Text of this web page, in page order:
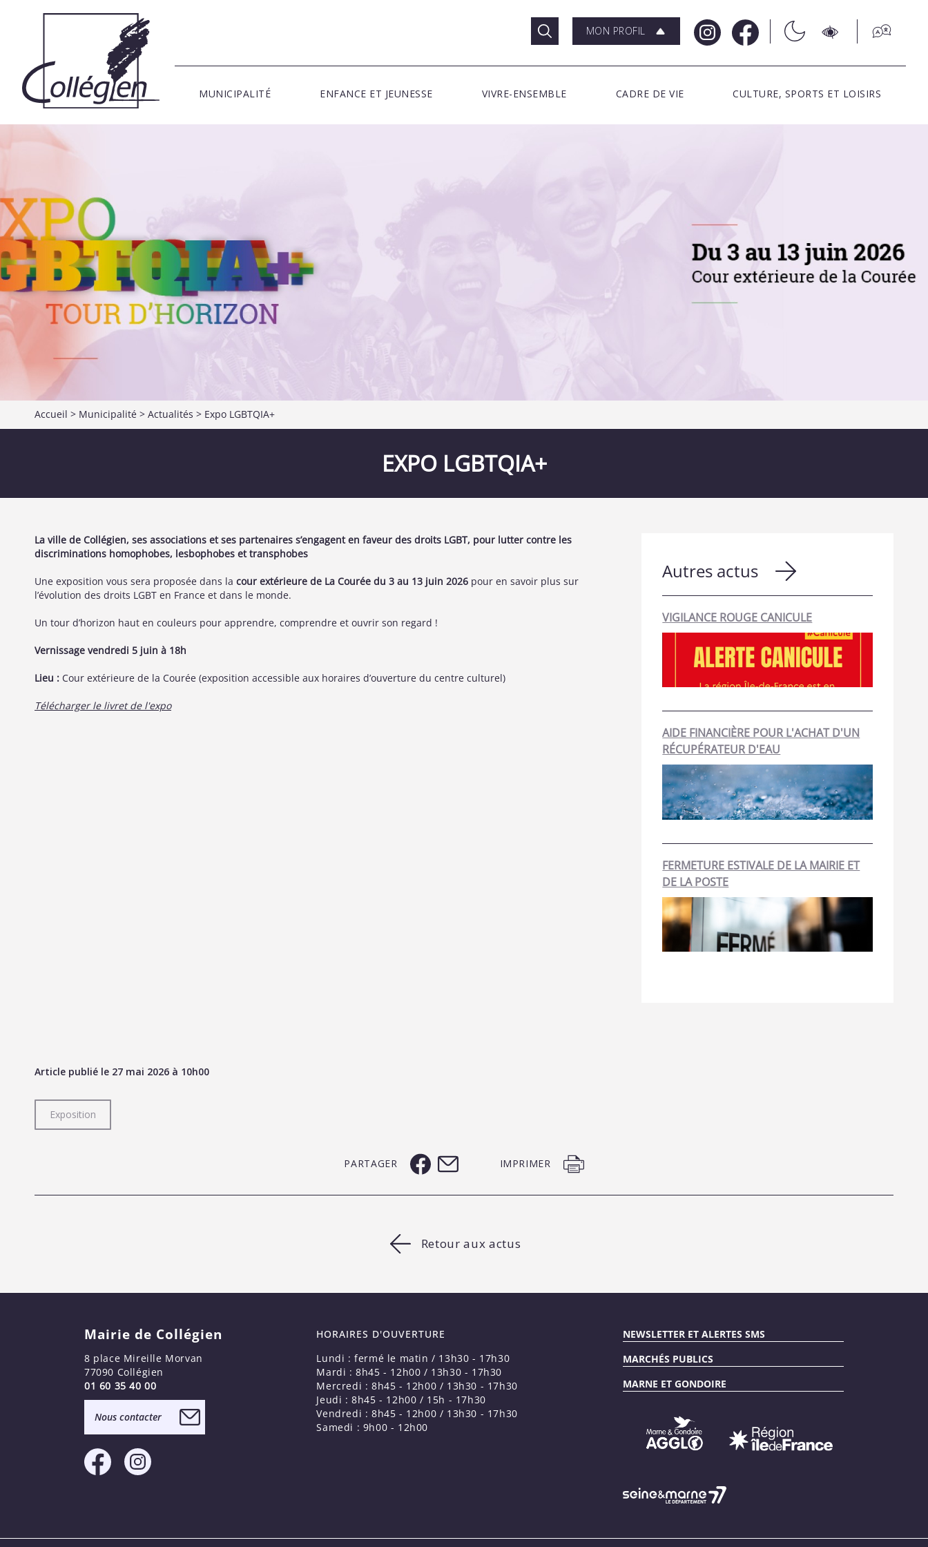
MON PROFIL
MUNICIPALITÉ ENFANCE ET JEUNESSE VIVRE-ENSEMBLE CADRE DE VIE CULTURE, SPORTS ET LOISIRS
Accueil > Municipalité > Actualités > Expo LGBTQIA+
EXPO LGBTQIA+
La ville de Collégien, ses associations et ses partenaires s’engagent en faveur des droits LGBT, pour lutter contre les
discriminations homophobes, lesbophobes et transphobes
Une exposition vous sera proposée dans la cour extérieure de La Courée du 3 au 13 juin 2026 pour en savoir plus sur
l’évolution des droits LGBT en France et dans le monde.
Un tour d’horizon haut en couleurs pour apprendre, comprendre et ouvrir son regard !
Vernissage vendredi 5 juin à 18h
Lieu : Cour extérieure de la Courée (exposition accessible aux horaires d’ouverture du centre culturel)
Télécharger le livret de l'expo
Autres actus
VIGILANCE ROUGE CANICULE
AIDE FINANCIÈRE POUR L'ACHAT D'UN
RÉCUPÉRATEUR D'EAU
FERMETURE ESTIVALE DE LA MAIRIE ET
DE LA POSTE
Article publié le 27 mai 2026 à 10h00
Exposition
PARTAGER IMPRIMER
Retour aux actus
Mairie de Collégien
8 place Mireille Morvan
77090 Collégien
01 60 35 40 00
Nous contacter
HORAIRES D'OUVERTURE
Lundi : fermé le matin / 13h30 - 17h30
Mardi : 8h45 - 12h00 / 13h30 - 17h30
Mercredi : 8h45 - 12h00 / 13h30 - 17h30
Jeudi : 8h45 - 12h00 / 15h - 17h30
Vendredi : 8h45 - 12h00 / 13h30 - 17h30
Samedi : 9h00 - 12h00
NEWSLETTER ET ALERTES SMS
MARCHÉS PUBLICS
MARNE ET GONDOIRE